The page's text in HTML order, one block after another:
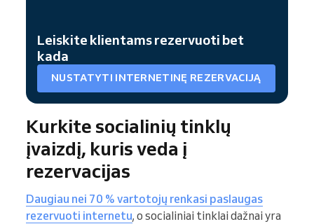
Leiskite klientams rezervuoti bet
kada
NUSTATYTI INTERNETINĘ REZERVACIJĄ
Kurkite socialinių tinklų
įvaizdį, kuris veda į
rezervacijas
Daugiau nei 70 % vartotojų renkasi paslaugas
rezervuoti internetu, o socialiniai tinklai dažnai yra